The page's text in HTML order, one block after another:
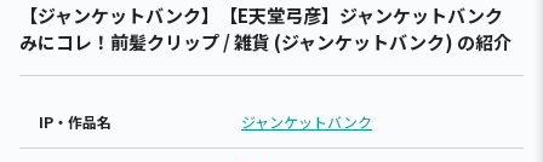
【ジャンケットバンク】【E天堂弓彦】ジャンケットバンク
みにコレ！前髪クリップ / 雑貨 (ジャンケットバンク) の紹介
IP・作品名 ジャンケットバンク